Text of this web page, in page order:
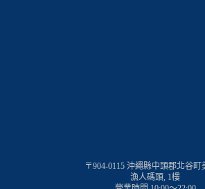
〒904-0115 沖繩縣中頭郡北谷町
漁人碼頭, 1樓